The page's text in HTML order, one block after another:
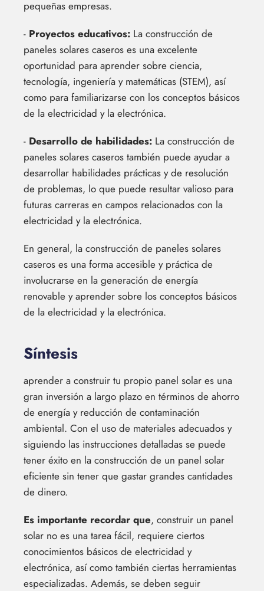
pequeñas empresas.
- Proyectos educativos: La construcción de
paneles solares caseros es una excelente
oportunidad para aprender sobre ciencia,
tecnología, ingeniería y matemáticas (STEM), así
como para familiarizarse con los conceptos básicos
de la electricidad y la electrónica.
- Desarrollo de habilidades: La construcción de
paneles solares caseros también puede ayudar a
desarrollar habilidades prácticas y de resolución
de problemas, lo que puede resultar valioso para
futuras carreras en campos relacionados con la
electricidad y la electrónica.
En general, la construcción de paneles solares
caseros es una forma accesible y práctica de
involucrarse en la generación de energía
renovable y aprender sobre los conceptos básicos
de la electricidad y la electrónica.
Síntesis
aprender a construir tu propio panel solar es una
gran inversión a largo plazo en términos de ahorro
de energía y reducción de contaminación
ambiental. Con el uso de materiales adecuados y
siguiendo las instrucciones detalladas se puede
tener éxito en la construcción de un panel solar
eficiente sin tener que gastar grandes cantidades
de dinero.
Es importante recordar que, construir un panel
solar no es una tarea fácil, requiere ciertos
conocimientos básicos de electricidad y
electrónica, así como también ciertas herramientas
especializadas. Además, se deben seguir